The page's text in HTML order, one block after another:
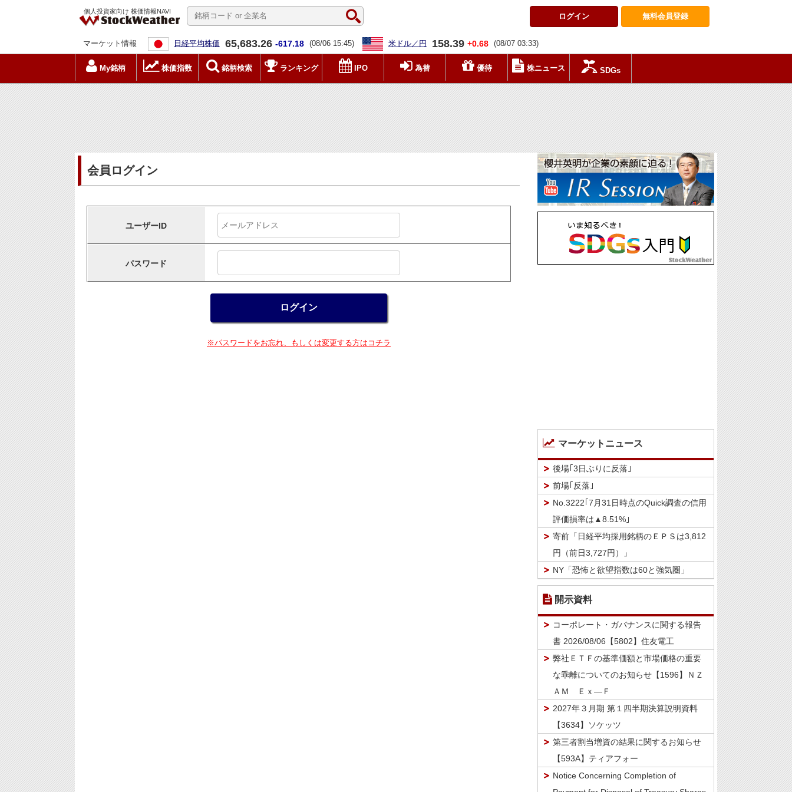
個人投資家向け 株価情報NAVI
無料会員登録
ログイン
マーケット情報 日経平均株価 65,683.26 -617.18 (08/06 15:45) 米ドル／円 158.39 +0.68 (08/07 03:33)
My銘柄 株価指数 銘柄検索 ランキング IPO 為替 優待 株ニュース SDGs
会員ログイン
ユーザーID
パスワード
※パスワードをお忘れ、もしくは変更する方はコチラ
マーケットニュース
後場｢3日ぶりに反落｣
前場｢反落｣
No.3222｢7月31日時点のQuick調査の信用
評価損率は▲8.51%｣
寄前「日経平均採用銘柄のＥＰＳは3,812
円（前日3,727円）」
NY「恐怖と欲望指数は60と強気圏」
開示資料
コーポレート・ガバナンスに関する報告
書 2026/08/06【5802】住友電工
弊社ＥＴＦの基準価額と市場価格の重要
な乖離についてのお知らせ【1596】ＮＺ
ＡＭ Ｅｘ―Ｆ
2027年３月期 第１四半期決算説明資料
【3634】ソケッツ
第三者割当増資の結果に関するお知らせ
【593A】ティアフォー
Notice Concerning Completion of